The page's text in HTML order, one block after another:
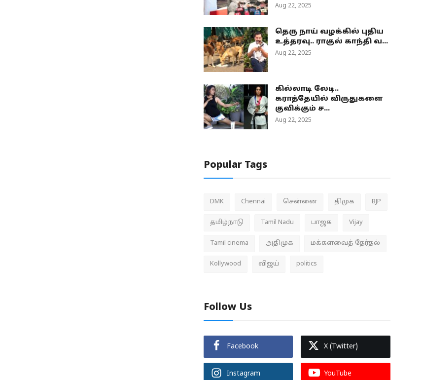
Aug 22, 2025
தெரு நாய் வழக்கில் புதிய
உத்தரவு.. ராகுல் காந்தி வ...
Aug 22, 2025
கில்லாடி லேடி..
கராத்தேயில் விருதுகளை
குவிக்கும் ச...
Aug 22, 2025
Popular Tags
DMK Chennai சென்னை திமுக BJP
தமிழ்நாடு Tamil Nadu பாஜக Vijay
Tamil cinema அதிமுக மக்களவைத் தேர்தல்
Kollywood விஜய் politics
Follow Us
Facebook X (Twitter)
Instagram YouTube